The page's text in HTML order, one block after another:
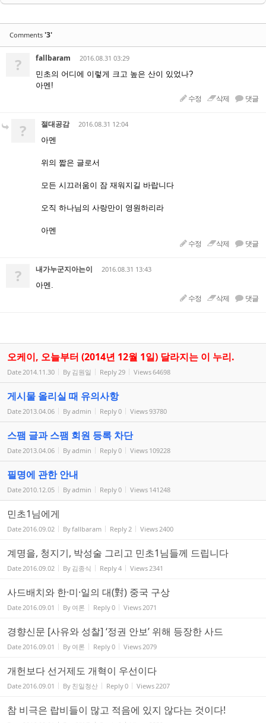
Comments '3'
? fallbaram
2016.08.31 03:29
민초의 어디에 이렇게 크고 높은 산이 있었나?
아멘!
수정 삭제 댓글
? 절대공감
2016.08.31 12:04
아멘
위의 짧은 글로서
모든 시끄러움이 잠 재워지길 바랍니다
오직 하나님의 사랑만이 영원하리라
아멘
수정 삭제 댓글
? 내가누군지아는이
2016.08.31 13:43
아멘.
수정 삭제 댓글
오케이, 오늘부터 (2014년 12월 1일) 달라지는 이 누리.
Date2014.11.30 By 김원일 Reply29 Views64698
게시물 올리실 때 유의사항
Date2013.04.06 Byadmin Reply0 Views93780
스팸 글과 스팸 회원 등록 차단
Date2013.04.06 Byadmin Reply0 Views 109228
필명에 관한 안내
Date2010.12.05 Byadmin Reply0 Views 141248
민초1님에게
Date2016.09.02 Byfallbaram Reply2 Views2400
계명을, 청지기, 박성술 그리고 민초1님들께 드립니다
Date2016.09.02 By 김종식 Reply4 Views2341
사드배치와 한·미·일의 대(對) 중국 구상
Date2016.09.01 By 여론 Reply0 Views2071
경향신문 [사유와 성찰] ‘정권 안보’ 위해 등장한 사드
Date2016.09.01 By 여론 Reply0 Views2079
개헌보다 선거제도 개혁이 우선이다
Date2016.09.01 By 친일청산 Reply0 Views2207
참 비극은 랍비들이 많고 적음에 있지 않다는 것이다!